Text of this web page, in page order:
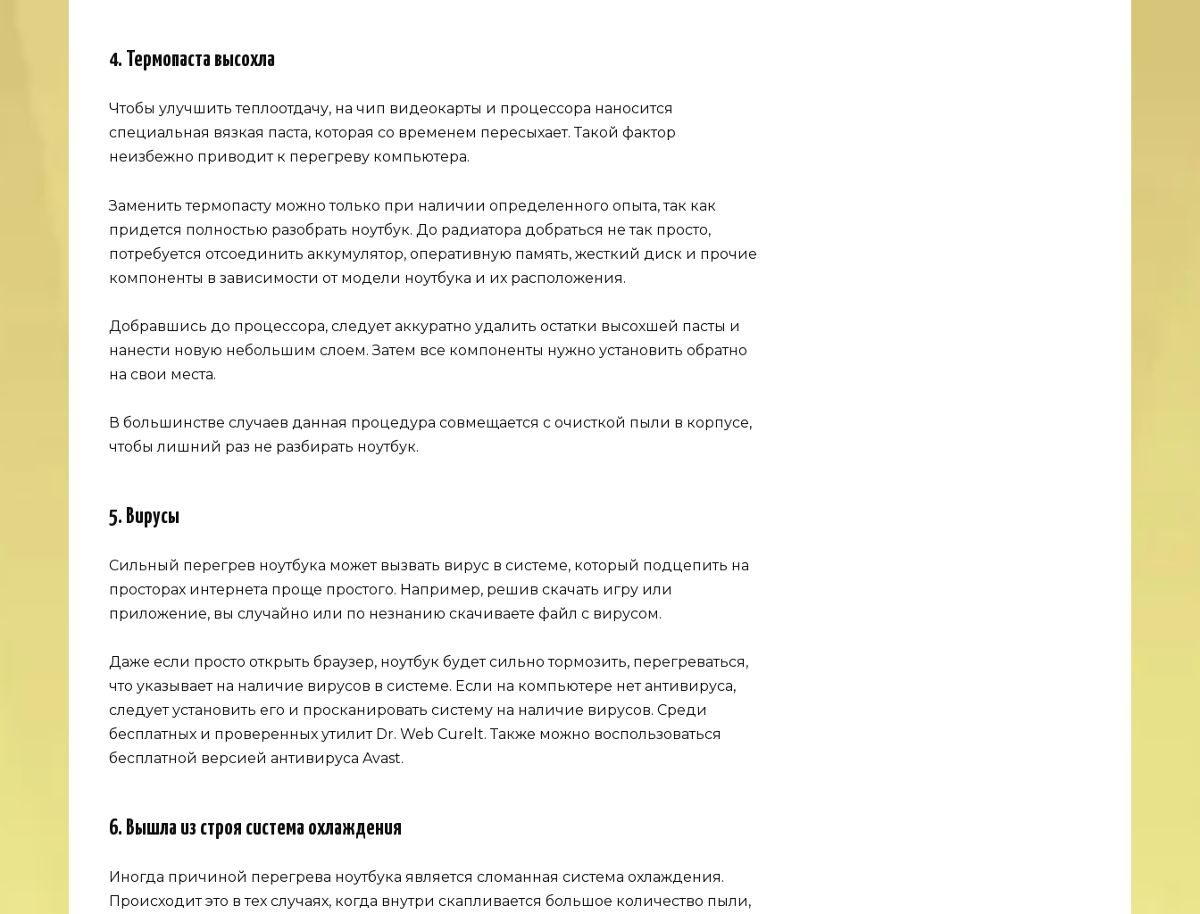
4. Термопаста высохла
Чтобы улучшить теплоотдачу, на чип видеокарты и процессора наносится
специальная вязкая паста, которая со временем пересыхает. Такой фактор
неизбежно приводит к перегреву компьютера.
Заменить термопасту можно только при наличии определенного опыта, так как
придется полностью разобрать ноутбук. До радиатора добраться не так просто,
потребуется отсоединить аккумулятор, оперативную память, жесткий диск и прочие
компоненты в зависимости от модели ноутбука и их расположения.
Добравшись до процессора, следует аккуратно удалить остатки высохшей пасты и
нанести новую небольшим слоем. Затем все компоненты нужно установить обратно
на свои места.
В большинстве случаев данная процедура совмещается с очисткой пыли в корпусе,
чтобы лишний раз не разбирать ноутбук.
5. Вирусы
Сильный перегрев ноутбука может вызвать вирус в системе, который подцепить на
просторах интернета проще простого. Например, решив скачать игру или
приложение, вы случайно или по незнанию скачиваете файл с вирусом.
Даже если просто открыть браузер, ноутбук будет сильно тормозить, перегреваться,
что указывает на наличие вирусов в системе. Если на компьютере нет антивируса,
следует установить его и просканировать систему на наличие вирусов. Среди
бесплатных и проверенных утилит Dr. Web Curelt. Также можно воспользоваться
бесплатной версией антивируса Avast.
6. Вышла из строя система охлаждения
Иногда причиной перегрева ноутбука является сломанная система охлаждения.
Происходит это в тех случаях, когда внутри скапливается большое количество пыли,